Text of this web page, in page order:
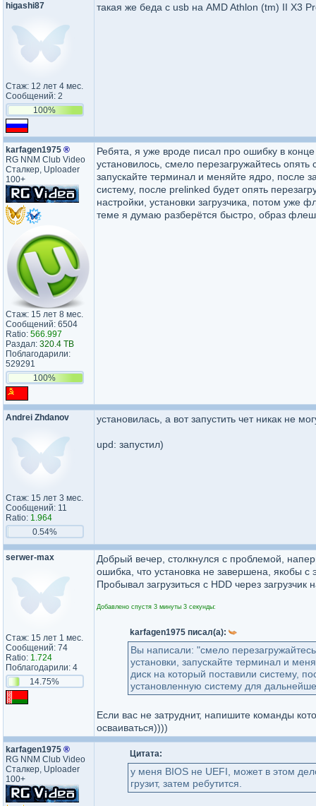
higashi87
Стаж: 12 лет 4 мес.
Сообщений: 2
100%
такая же беда с usb на AMD Athlon (tm) II X3
karfagen1975 ®
RG NNM Club Video
Сталкер, Uploader
100+
Стаж: 15 лет 8 мес.
Сообщений: 6504
Ratio: 566.997
Раздал: 320.4 TB
Поблагодарили:
529291
100%
Ребята, я уже вроде писал про ошибку в
установилось, смело перезагружайтесь
запускайте терминал и меняйте ядро, после
систему, после prelinked будет опять
настройки, установки загрузчика, потом уже
теме я думаю разберётся быстро, образ
Andrei Zhdanov
Стаж: 15 лет 3 мес.
Сообщений: 11
Ratio: 1.964
0.54%
установилась, а вот запустить чет никак не
upd: запустил)
serwer-max
Стаж: 15 лет 1 мес.
Сообщений: 74
Ratio: 1.724
Поблагодарили: 4
14.75%
Добрый вечер, столкнулся с проблемой,
ошибка, что установка не завершена, якобы с
Пробывал загрузиться с HDD через
Добавлено спустя 3 минуты 3 секунды:
karfagen1975 писал(а):
Вы написали: "смело
установки, запускайте терминал и
диск на который поставили систему,
установленную систему для
Если вас не затруднит, напишите команды
осваиваться))))
karfagen1975 ®
RG NNM Club Video
Сталкер, Uploader
100+
Цитата:
у меня BIOS не UEFI, может в этом
грузит, затем ребутится.